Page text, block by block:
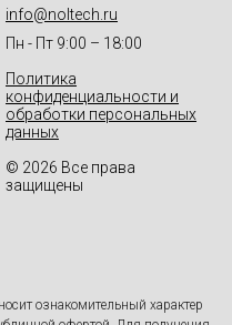
info@noltech.ru
Пн - Пт 9:00 – 18:00
Политика
конфиденциальности и
обработки персональных
данных
© 2026 Все права
защищены
ознакомительный характер